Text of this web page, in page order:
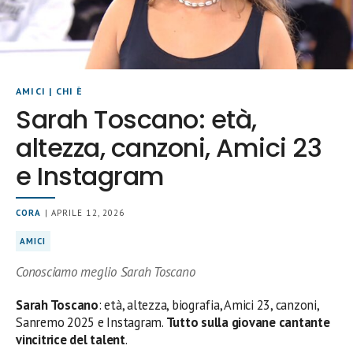
AMICI | CHI È
Sarah Toscano: età,
altezza, canzoni, Amici 23
e Instagram
CORA | APRILE 12, 2026
AMICI
Conosciamo meglio Sarah Toscano
Sarah Toscano: età, altezza, biografia, Amici 23, canzoni,
Sanremo 2025 e Instagram. Tutto sulla giovane cantante
vincitrice del talent.